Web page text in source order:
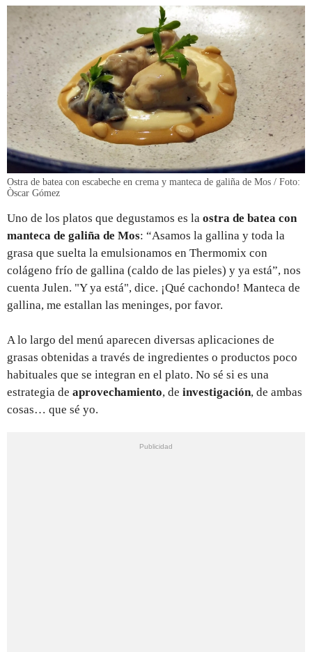
Ostra de batea con escabeche en crema y manteca de galiña de Mos / Foto:
Òscar Gómez
Uno de los platos que degustamos es la ostra de batea con
manteca de galiña de Mos: “Asamos la gallina y toda la
grasa que suelta la emulsionamos en Thermomix con
colágeno frío de gallina (caldo de las pieles) y ya está”, nos
cuenta Julen. "Y ya está", dice. ¡Qué cachondo! Manteca de
gallina, me estallan las meninges, por favor.
A lo largo del menú aparecen diversas aplicaciones de
grasas obtenidas a través de ingredientes o productos poco
habituales que se integran en el plato. No sé si es una
estrategia de aprovechamiento, de investigación, de ambas
cosas… que sé yo.